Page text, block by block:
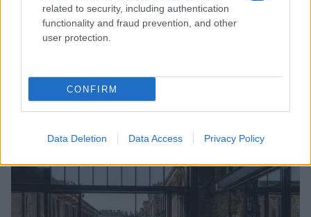
related to security, including authentication
functionality and fraud prevention, and other
user protection.
CONFIRM
Data Deletion Data Access Privacy Policy
Look da ufficio estate 2026: consigli per un
abbigliamento fresco e professionale